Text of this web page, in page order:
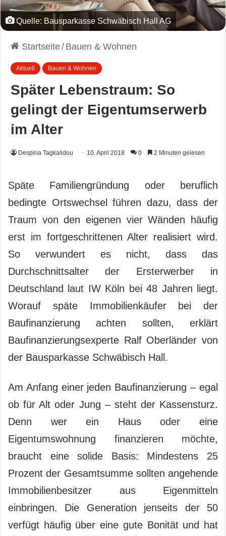
Quelle: Bausparkasse Schwäbisch Hall AG
Startseite/ Bauen & Wohnen
Aktuell Bauen & Wohnen
Später Lebenstraum: So
gelingt der Eigentumserwerb
im Alter
Despina Tagkalidou 10. April 2018 0 2 Minuten gelesen
Späte Familiengründung oder beruflich
bedingte Ortswechsel führen dazu, dass der
Traum von den eigenen vier Wänden häufig
erst im fortgeschrittenen Alter realisiert wird.
So verwundert es nicht, dass das
Durchschnittsalter der Ersterwerber in
Deutschland laut IW Köln bei 48 Jahren liegt.
Worauf späte Immobilienkäufer bei der
Baufinanzierung achten sollten, erklärt
Baufinanzierungsexperte Ralf Oberländer von
der Bausparkasse Schwäbisch Hall.
Am Anfang einer jeden Baufinanzierung – egal
ob für Alt oder Jung – steht der Kassensturz.
Denn wer ein Haus oder eine
Eigentumswohnung finanzieren möchte,
braucht eine solide Basis: Mindestens 25
Prozent der Gesamtsumme sollten angehende
Immobilienbesitzer aus Eigenmitteln
einbringen. Die Generation jenseits der 50
verfügt häufig über eine gute Bonität und hat